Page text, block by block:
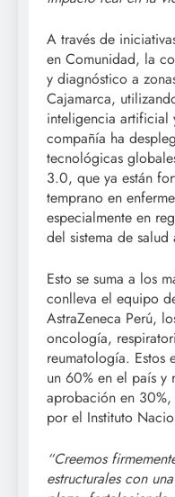
A través de
en Comunidad, la
y diagnóstico a
Cajamarca,
inteligencia artificial
compañía ha
tecnológicas
3.0, que ya están
temprano en
especialmente en
del sistema de
Esto se suma a los
conlleva el equipo
AstraZeneca Perú,
oncología,
reumatología. Estos
un 60% en el país y
aprobación en
por el Instituto
“Creemos
estructurales con